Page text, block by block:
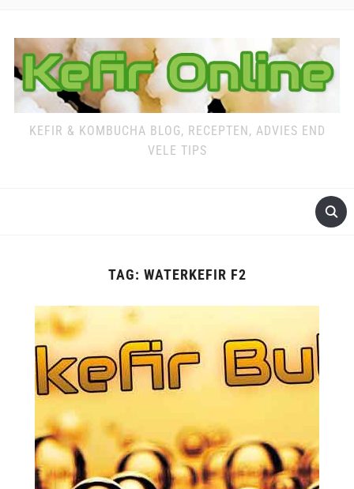
KEFIR & KOMBUCHA BLOG, RECEPTEN, ADVIES END
VELE TIPS
TAG: WATERKEFIR F2